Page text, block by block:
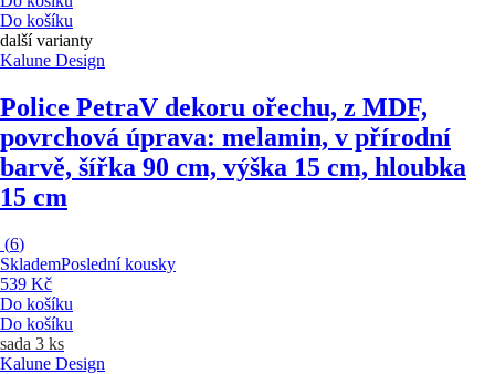
Do košíku
další varianty
Kalune Design
Police PetraV dekoru ořechu, z MDF,
povrchová úprava: melamin, v přírodní
barvě, šířka 90 cm, výška 15 cm, hloubka
15 cm
(6)
SklademPoslední kousky
539 Kč
Do košíku
Do košíku
sada 3 ks
Kalune Design